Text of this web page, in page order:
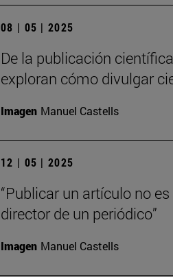
08 | 05 | 2025
De la publicación
exploran cómo divulgar
Imagen Manuel Castells
12 | 05 | 2025
“Publicar un artículo no
director de un periódico”
Imagen Manuel Castells